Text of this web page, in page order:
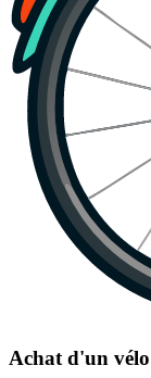
Achat d'un